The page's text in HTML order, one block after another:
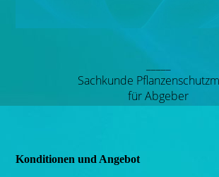
Sachkunde
für Abgeber
Konditionen und Angebot